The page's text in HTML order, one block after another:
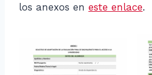
los anexos en este enlace.